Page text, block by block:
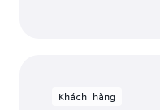
Khách hàng